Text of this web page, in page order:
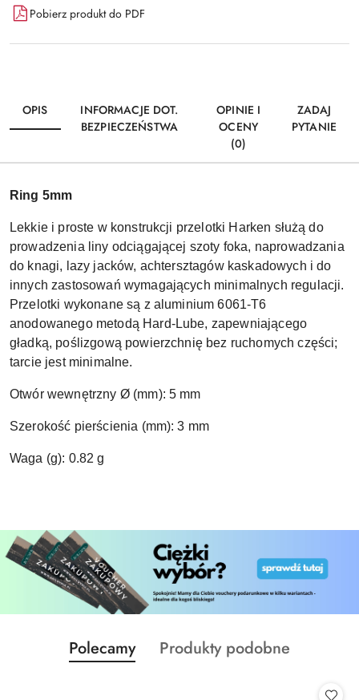
Pobierz produkt do PDF
OPIS
INFORMACJE DOT.
BEZPIECZEŃSTWA
OPINIE I
OCENY
(0)
ZADAJ
PYTANIE
Ring 5mm
Lekkie i proste w konstrukcji przelotki Harken służą do
prowadzenia liny odciągającej szoty foka, naprowadzania
do knagi, lazy jacków, achtersztagów kaskadowych i do
innych zastosowań wymagających minimalnych regulacji.
Przelotki wykonane są z aluminium 6061-T6
anodowanego metodą Hard-Lube, zapewniającego
gładką, poślizgową powierzchnię bez ruchomych części;
tarcie jest minimalne.
Otwór wewnętrzny Ø (mm): 5 mm
Szerokość pierścienia (mm): 3 mm
Waga (g): 0.82 g
Pomiń karuzelę produktów
Produkty
o
Polecamy
Produkty
Produkty podobne